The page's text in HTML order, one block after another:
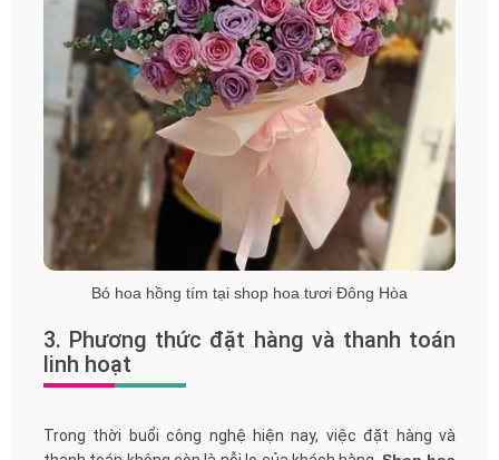
Bó hoa hồng tím tại shop hoa tươi Đông Hòa
3. Phương thức đặt hàng và thanh toán
linh hoạt
Trong thời buổi công nghệ hiện nay, việc đặt hàng và